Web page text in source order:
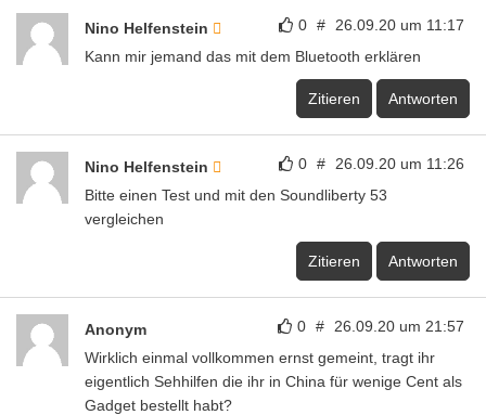
0 # 26.09.20 um 11:17
Nino Helfenstein
Kann mir jemand das mit dem Bluetooth erklären
Zitieren Antworten
0 # 26.09.20 um 11:26
Nino Helfenstein
Bitte einen Test und mit den Soundliberty 53
vergleichen
Zitieren Antworten
0 # 26.09.20 um 21:57
Anonym
Wirklich einmal vollkommen ernst gemeint, tragt ihr
eigentlich Sehhilfen die ihr in China für wenige Cent als
Gadget bestellt habt?